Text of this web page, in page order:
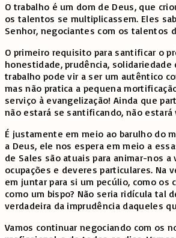
O trabalho é um dom de Deus, que
os talentos se multiplicassem. Eles
Senhor, negociantes com os talentos
O primeiro requisito para santificar o
honestidade, prudência,
trabalho pode vir a ser um autêntico
mas não pratica a pequena
serviço à evangelização! Ainda que
não estará se santificando, não
É justamente em meio ao barulho do
a Deus, ele nos espera em meio a
de Sales são atuais para animar-nos
ocupações e deveres particulares. Na
em juntar para si um pecúlio, como
como um bispo? Não seria ridícula tal
verdadeira da imprudência daqueles
Vamos continuar negociando com os